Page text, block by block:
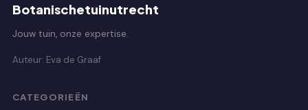
Botanischetuinutrecht
Jouw tuin, onze expertise.
Auteur: Eva de Graaf
CATEGORIEËN